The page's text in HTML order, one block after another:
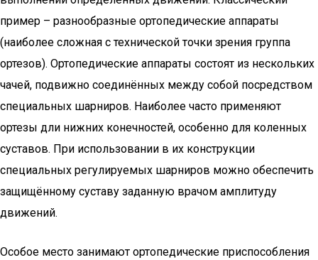
пример – разнообразные ортопедические аппараты
(наиболее сложная с технической точки зрения группа
ортезов). Ортопедические аппараты состоят из нескольких
чачей, подвижно соединённых между собой посредством
специальных шарниров. Наиболее часто применяют
ортезы дли нижних конечностей, особенно для коленных
суставов. При использовании в их конструкции
специальных регулируемых шарниров можно обеспечить
защищённому суставу заданную врачом амплитуду
движений.
Особое место занимают ортопедические приспособления